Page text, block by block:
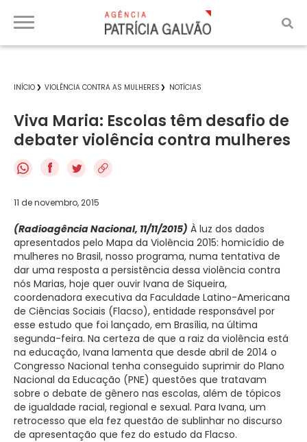
INÍCIO VIOLÊNCIA CONTRA AS MULHERES NOTÍCIAS
Viva Maria: Escolas têm desafio de
debater violência contra mulheres
f
11 de novembro, 2015
(Radioagência Nacional, 11/11/2015) À luz dos dados
apresentados pelo Mapa da Violência 2015: homicídio de
mulheres no Brasil, nosso programa, numa tentativa de
dar uma resposta a persistência dessa violência contra
nós Marias, hoje quer ouvir Ivana de Siqueira,
coordenadora executiva da Faculdade Latino-Americana
de Ciências Sociais (Flacso), entidade responsável por
esse estudo que foi lançado, em Brasília, na última
segunda-feira. Na certeza de que a raiz da violência está
na educação, Ivana lamenta que desde abril de 2014 o
Congresso Nacional tenha conseguido suprimir do Plano
Nacional da Educação (PNE) questões que tratavam
sobre o debate de gênero nas escolas, além de tópicos
de igualdade racial, regional e sexual. Para Ivana, um
retrocesso que ela fez questão de sublinhar no discurso
de apresentação que fez do estudo da Flacso.